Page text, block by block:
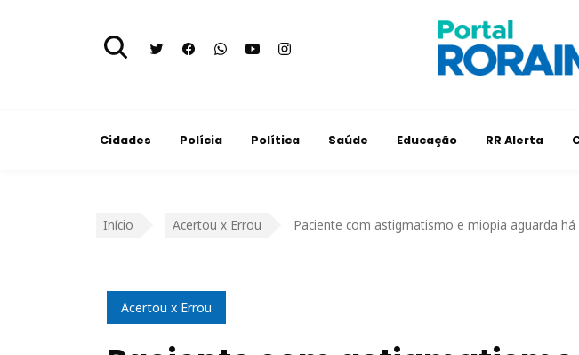
Cidades Polícia Política Saúde Educação RR Alerta
Início Acertou x Errou Paciente com astigmatismo e miopia aguarda
Acertou x Errou